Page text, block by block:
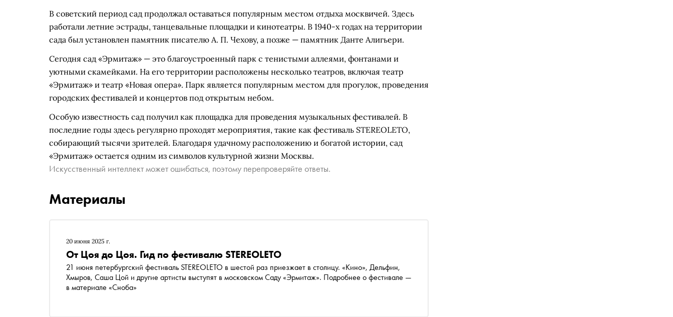
В советский период сад продолжал оставаться популярным местом отдыха москвичей. Здесь
работали летние эстрады, танцевальные площадки и кинотеатры. В 1940-х годах на территории
сада был установлен памятник писателю А. П. Чехову, а позже — памятник Данте Алигьери.
Сегодня сад «Эрмитаж» — это благоустроенный парк с тенистыми аллеями, фонтанами и
уютными скамейками. На его территории расположены несколько театров, включая театр
«Эрмитаж» и театр «Новая опера». Парк является популярным местом для прогулок, проведения
городских фестивалей и концертов под открытым небом.
Особую известность сад получил как площадка для проведения музыкальных фестивалей. В
последние годы здесь регулярно проходят мероприятия, такие как фестиваль STEREOLETO,
собирающий тысячи зрителей. Благодаря удачному расположению и богатой истории, сад
«Эрмитаж» остается одним из символов культурной жизни Москвы.
Искусственный интеллект может ошибаться, поэтому перепроверяйте ответы.
Материалы
20 июня 2025 г.
От Цоя до Цоя. Гид по фестивалю STEREOLETO
21 июня петербургский фестиваль STEREOLETO в шестой раз приезжает в столицу. «Кино», Дельфин,
Хмыров, Саша Цой и другие артисты выступят в московском Саду «Эрмитаж». Подробнее о фестивале —
в материале «Сноба»